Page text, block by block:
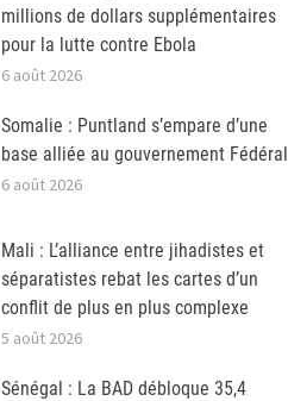
millions de dollars supplémentaires
pour la lutte contre Ebola
6 août 2026
Somalie : Puntland s’empare d’une
base alliée au gouvernement Fédéral
6 août 2026
Mali : L’alliance entre jihadistes et
séparatistes rebat les cartes d’un
conflit de plus en plus complexe
5 août 2026
Sénégal : La BAD débloque 35,4